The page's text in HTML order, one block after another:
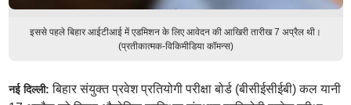
इससे पहले बिहार आईटीआई में एडमिशन के लिए आवेदन की आखिरी तारीख 7 अप्रैल थी।
(प्रतीकात्मक-विकिमीडिया कॉमन्स)
नई दिल्ली: बिहार संयुक्त प्रवेश प्रतियोगी परीक्षा बोर्ड (बीसीईसीईबी) कल यानी